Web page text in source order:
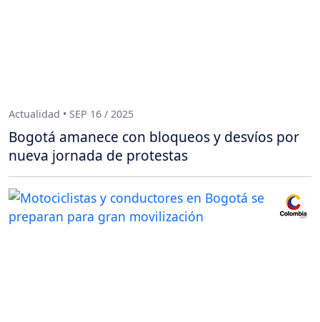
Actualidad • SEP 16 / 2025
Bogotá amanece con bloqueos y desvíos por
nueva jornada de protestas